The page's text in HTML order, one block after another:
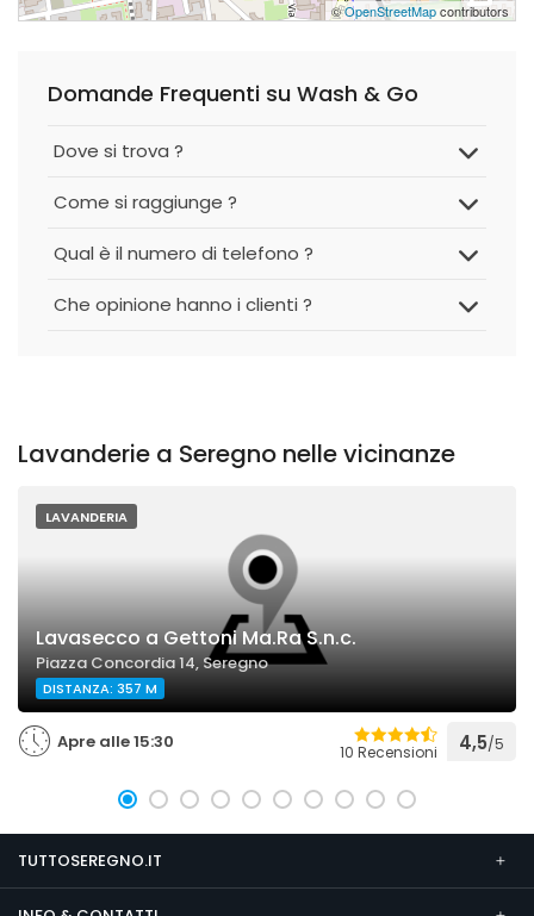
©OpenStreetMapcontributors
Domande Frequenti su Wash & Go
Dove si trova ?
Come si raggiunge ?
Qual è il numero di telefono ?
Che opinione hanno i clienti ?
Lavanderie a Seregno nelle vicinanze
LAVANDERIA
Lavasecco a Gettoni Ma.Ra S.n.c.
Piazza Concordia 14, Seregno
DISTANZA: 357 M
Apre alle 15:30 10 Recensioni 4,5/5
TUTTOSEREGNO.IT